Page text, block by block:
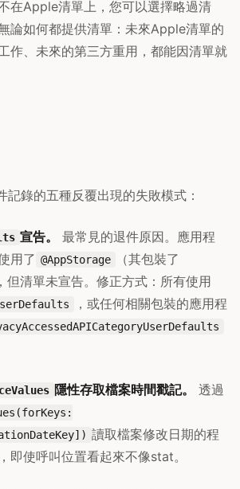
在Apple清單上，您可以選擇略過清
論如何都提供清單：未來Apple清單的
作、未來的第三方重用，都能因清單就
錄的五種反覆出現的失敗模式：
宣告。
最常見的退件原因。應用程
用了 @AppStorage （其包裝了
但清單未宣告。修正方式：所有使用
，或任何相關包裝的應用程
隱性存取檔案時間戳記。 透過
讀取檔案修改日期的程
即使呼叫位置看起來不像stat。